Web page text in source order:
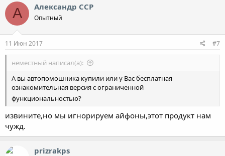
А Александр ССР
Опытный
11 Июн 2017 #7
неместный написал(а):
А вы автопомошника купили или у Вас бесплатная
ознакомительная версия с ограниченной
функциональностью?
извините,но мы игнорируем айфоны,этот продукт нам
чужд.
prizrakps